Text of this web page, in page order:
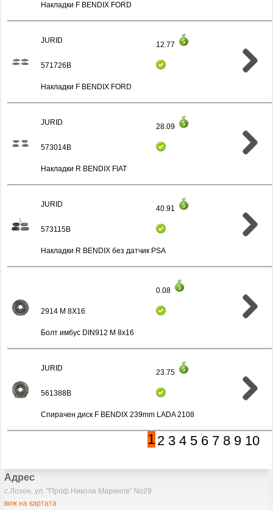
Накладки F BENDIX FORD
JURID 12.77
571726B
Накладки F BENDIX FORD
JURID 28.09
573014B
Накладки R BENDIX FIAT
JURID 40.91
573115B
Накладки R BENDIX без датчик PSA
0.08
2914 M 8X16
Болт имбус DIN912 M 8x16
JURID 23.75
561388B
Спирачен диск F BENDIX 239mm LADA 2108
10
9
8
7
6
5
4
3
2
1
Адрес
с.Лозен, ул. "Проф.Никола Маринов" No29
виж на картата